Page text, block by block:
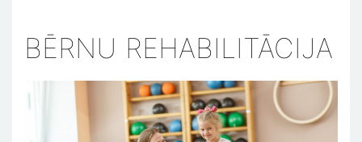
BĒRNU REHABILITĀCIJA